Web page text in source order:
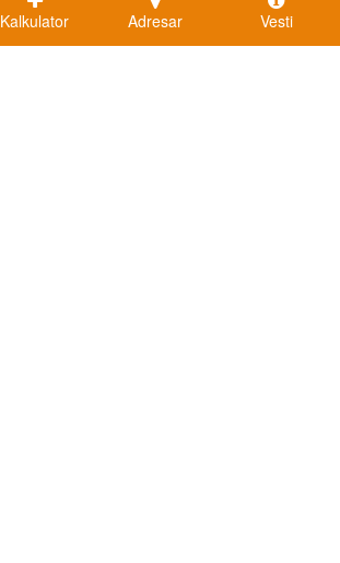
Kalkulator Adresar Vesti